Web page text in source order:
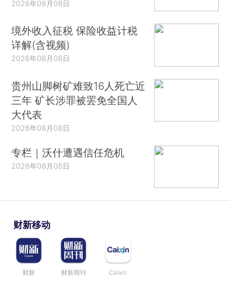
2026年08月08日
境外收入征税 保险收益计税
详解(含视频)
2026年08月08日
贵州山脚树矿难致16人死亡近
三年 矿长涉罪被罢免全国人
大代表
2026年08月08日
专栏｜沃什遭遇信任危机
2026年08月08日
财新移动
财新 财新周刊 Caixin